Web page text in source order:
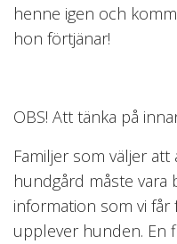
henne igen och
hon förtjänar!
OBS! Att tänka på
Familjer som väljer
hundgård måste vara
information som vi
upplever hunden. En